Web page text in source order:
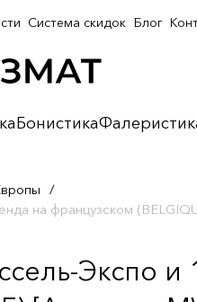
Бонистика
Система скидок Блог
/
на французском
Экспо